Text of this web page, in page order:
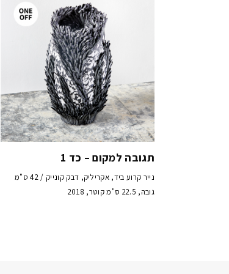
תגובה למקום – כד 1
נייר קרוע ביד, אקריליק, דבק קונייק / 42 ס"מ
גובה, 22.5 ס"מ קוטר, 2018